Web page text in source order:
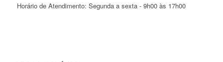
Horário de Atendimento: Segunda a sexta - 9h00 às 17h00